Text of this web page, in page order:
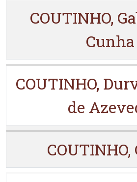
COUTINHO,
Cunha
COUTINHO,
de
COUTINHO,